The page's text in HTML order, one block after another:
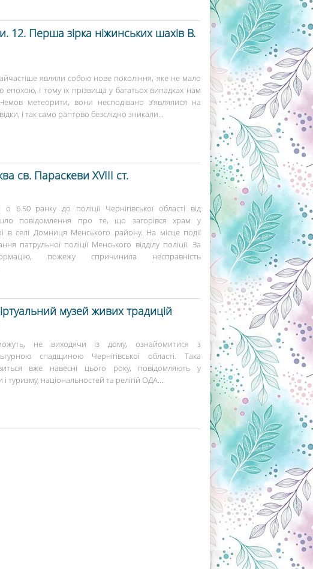
12. Перша зірка ніжинських шахів В.
являли собою нове покоління, яке не мало
епохою, і тому їх прізвища у багатьох випадках нам
метеорити, вони несподівано з’являлися на
і так само раптово безслідно зникали...
св. Параскеви ХVІІІ ст.
6.50 ранку до поліції Чернігівської області від
повідомлення про те, що загорівся храм у
в селі Домниця Менського району. На місце події
патрульної поліції Менського відділу поліції. За
пожежу спричинила несправність
музей живих традицій
не виходячи із дому, ознайомитися з
спадщиною Чернігівської області. Така
вже навесні цього року, повідомляють у
туризму, національностей та релігій ОДА....